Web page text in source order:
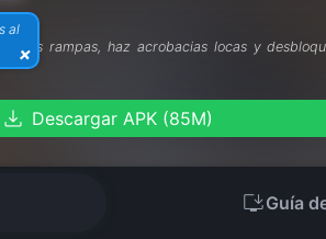
al
×las rampas, haz acrobacias locas y
download Descargar APK (85M)
install_desktopGuía